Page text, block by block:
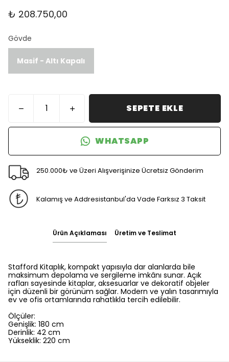
₺ 208.750,00
Gövde
Masif - Altı Kapalı
SEPETE EKLE
WHATSAPP
250.000₺ ve Üzeri Alışverişinize Ücretsiz Gönderim
Kalamış ve Addresistanbul'da Vade Farksız 3 Taksit
Ürün Açıklaması Üretim ve Teslimat
Stafford Kitaplık, kompakt yapısıyla dar alanlarda bile
maksimum depolama ve sergileme imkânı sunar. Açık
rafları sayesinde kitaplar, aksesuarlar ve dekoratif objeler
için düzenli bir görünüm sağlar. Modern ve yalın tasarımıyla
ev ve ofis ortamlarında rahatlıkla tercih edilebilir.
Ölçüler:
Genişlik: 180 cm
Derinlik: 42 cm
Yükseklik: 220 cm